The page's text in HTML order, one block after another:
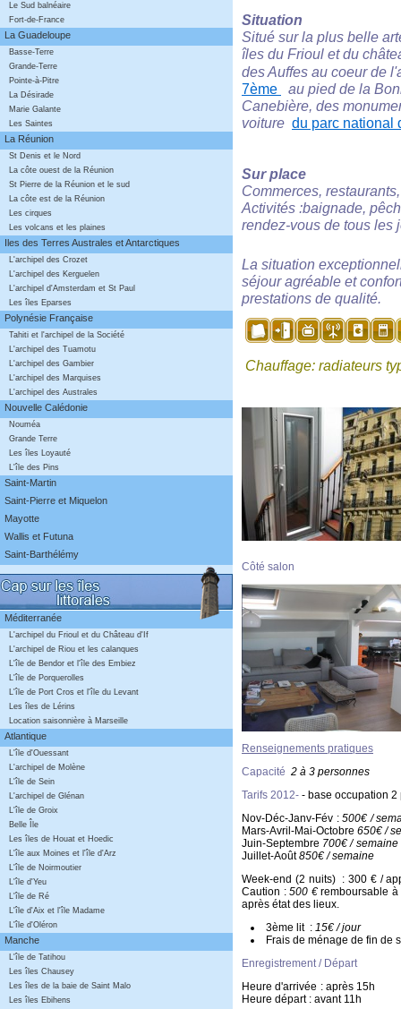
Le Sud balnéaire
Fort-de-France
La Guadeloupe
Basse-Terre
Grande-Terre
Pointe-à-Pitre
La Désirade
Marie Galante
Les Saintes
La Réunion
St Denis et le Nord
La côte ouest de la Réunion
St Pierre de la Réunion et le sud
La côte est de la Réunion
Les cirques
Les volcans et les plaines
Iles des Terres Australes et Antarctiques
L'archipel des Crozet
L'archipel des Kerguelen
L'archipel d'Amsterdam et St Paul
Les îles Eparses
Polynésie Française
Tahiti et l'archipel de la Société
L'archipel des Tuamotu
L'archipel des Gambier
L'archipel des Marquises
L'archipel des Australes
Nouvelle Calédonie
Nouméa
Grande Terre
Les îles Loyauté
L'île des Pins
Saint-Martin
Saint-Pierre et Miquelon
Mayotte
Wallis et Futuna
Saint-Barthélémy
Méditerranée
L'archipel du Frioul et du Château d'If
L'archipel de Riou et les calanques
L'île de Bendor et l'île des Embiez
L'île de Porquerolles
L'île de Port Cros et l'île du Levant
Les îles de Lérins
Location saisonnière à Marseille
Atlantique
L'île d'Ouessant
L'archipel de Molène
L'île de Sein
L'archipel de Glénan
L'île de Groix
Belle Île
Les îles de Houat et Hoedic
L'île aux Moines et l'île d'Arz
L'île de Noirmoutier
L'île d'Yeu
L'île de Ré
L'île d'Aix et l'île Madame
L'île d'Oléron
Manche
L'île de Tatihou
Les îles Chausey
Les îles de la baie de Saint Malo
Les îles Ebihens
Situation
Situé sur la plus belle
îles du Frioul et du
des Auffes au coeur de
7ème
au pied de la
Canebière, des
voiture du parc national
Sur place
Commerces,
Activités :baignade,
rendez-vous de tous les
La situation
séjour agréable et
prestations de qualité.
Chauffage: radiateurs
Côté salon
Renseignements pratiques
Capacité 2 à 3 personnes
Tarifs 2012- - base occupation 2
Nov-Déc-Janv-Fév :500€ /
Mars-Avril-Mai-Octobre650€ /
Juin-Septembre 700€ / semaine
Juillet-Août850€ / semaine
Week-end (2 nuits) : 300 € /
Caution :500 €remboursable à
après état des lieux.
3ème lit : 15€ / jour
Frais de ménage de fin de
Enregistrement / Départ
Heure d'arrivée :
Heure départ : avant 11h